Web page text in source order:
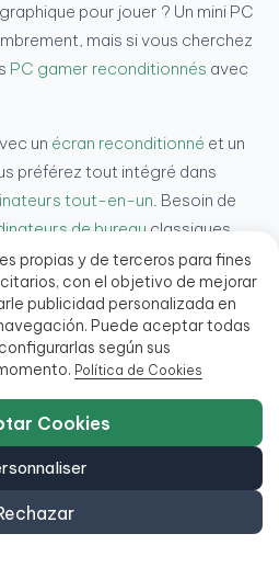
pour jouer ? Un mini PC
mais si vous cherchez
PC gamer reconditionnés avec
un écran reconditionné et un
préférez tout intégré dans
tout-en-un. Besoin de
de bureau classiques
la presse
propias y de terceros para fines
con el objetivo de mejorar
publicidad personalizada en
Puede aceptar todas
según sus
Política de Cookies
Cookies